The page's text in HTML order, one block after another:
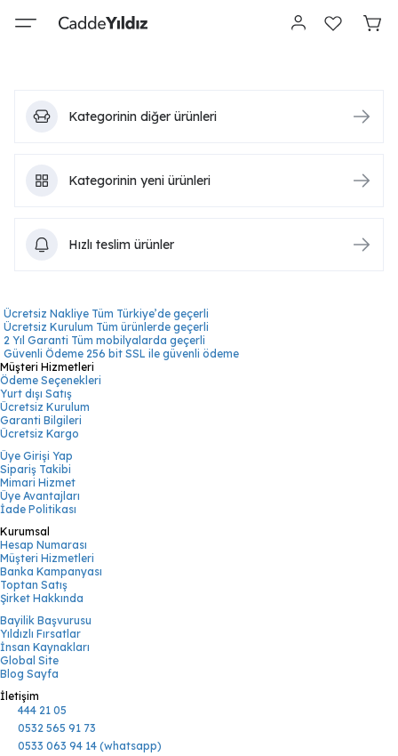
Kategorinin diğer ürünleri
Kategorinin yeni ürünleri
Hızlı teslim ürünler
Ücretsiz Nakliye Tüm Türkiye’de geçerli
Ücretsiz Kurulum Tüm ürünlerde geçerli
2 Yıl Garanti Tüm mobilyalarda geçerli
Güvenli Ödeme 256 bit SSL ile güvenli ödeme
Müşteri Hizmetleri
Ödeme Seçenekleri
Yurt dışı Satış
Ücretsiz Kurulum
Garanti Bilgileri
Ücretsiz Kargo
Üye Girişi Yap
Sipariş Takibi
Mimari Hizmet
Üye Avantajları
İade Politikası
Kurumsal
Hesap Numarası
Müşteri Hizmetleri
Banka Kampanyası
Toptan Satış
Şirket Hakkında
Bayilik Başvurusu
Yıldızlı Fırsatlar
İnsan Kaynakları
Global Site
Blog Sayfa
İletişim
444 21 05
0532 565 91 73
0533 063 94 14 (whatsapp)